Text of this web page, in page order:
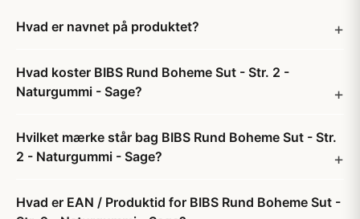
Hvad er navnet på produktet?
Hvad koster BIBS Rund Boheme Sut - Str. 2 -
Naturgummi - Sage?
Hvilket mærke står bag BIBS Rund Boheme Sut - Str.
2 - Naturgummi - Sage?
Hvad er EAN / Produktid for BIBS Rund Boheme Sut -